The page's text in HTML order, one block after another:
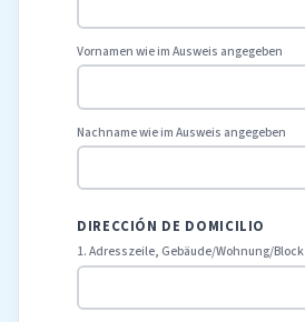
Vornamen wie im Ausweis angegeben
Nachname wie im Ausweis angegeben
DIRECCIÓN DE DOMICILIO
1. Adresszeile, Gebäude/Wohnung/Block